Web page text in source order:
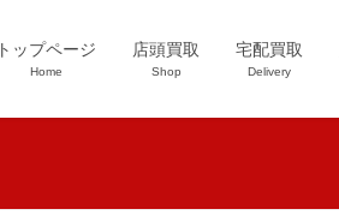
トップページ
Home
店頭買取
Shop
宅配買取
Delivery